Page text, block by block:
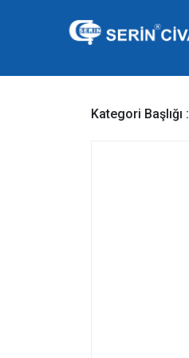
Kategori Başlığı :